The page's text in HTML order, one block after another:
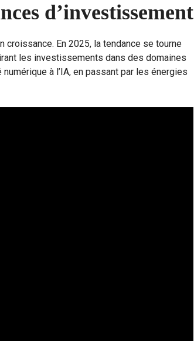
d’investissement
En 2025, la tendance se tourne
les investissements dans des domaines
à l’IA, en passant par les énergies